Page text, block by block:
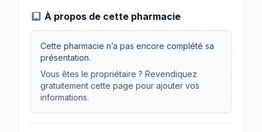
À propos de cette pharmacie
Cette pharmacie n’a pas encore complété sa
présentation.
Vous êtes le propriétaire ? Revendiquez
gratuitement cette page pour ajouter vos
informations.